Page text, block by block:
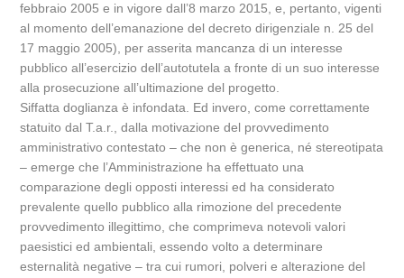
febbraio 2005 e in vigore dall’8 marzo 2015, e, pertanto, vigenti
al momento dell’emanazione del decreto dirigenziale n. 25 del
17 maggio 2005), per asserita mancanza di un interesse
pubblico all’esercizio dell’autotutela a fronte di un suo interesse
alla prosecuzione all’ultimazione del progetto.
Siffatta doglianza è infondata. Ed invero, come correttamente
statuito dal T.a.r., dalla motivazione del provvedimento
amministrativo contestato – che non è generica, né stereotipata
– emerge che l’Amministrazione ha effettuato una
comparazione degli opposti interessi ed ha considerato
prevalente quello pubblico alla rimozione del precedente
provvedimento illegittimo, che comprimeva notevoli valori
paesistici ed ambientali, essendo volto a determinare
esternalità negative – tra cui rumori, polveri e alterazione del